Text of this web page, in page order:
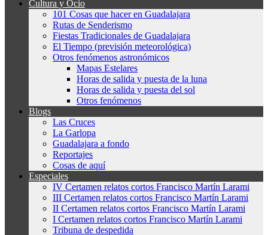
Cultura y Ocio
101 Cosas que hacer en Guadalajara
Rutas de Senderismo
Fiestas Tradicionales de Guadalajara
El Tiempo (previsión meteorológica)
Otros fenómenos astronómicos
Mapas Estelares
Horas de salida y puesta de la luna
Horas de salida y puesta del sol
Otros fenómenos
Blogs
Las Cruces
La Garlopa
Guadalajara a fondo
Reportajes
Cosas de aquí
Especiales
IV Certamen relatos cortos Francisco Martín Larami
III Certamen relatos cortos Francisco Martín Larami
II Certamen relatos cortos Francisco Martín Larami
I Certamen relatos cortos Francisco Martín Larami
Tribuna de despedida